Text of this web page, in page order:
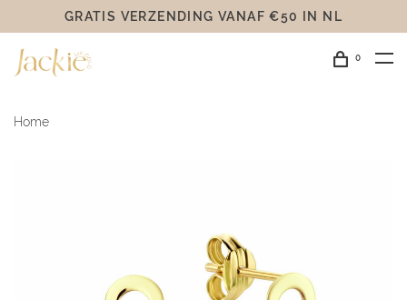
GRATIS VERZENDING VANAF €50 IN NL
0
Home